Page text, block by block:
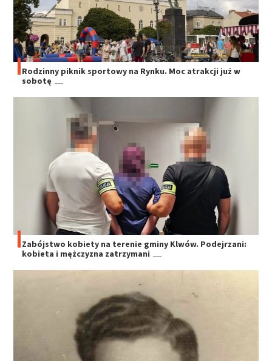
Rodzinny piknik sportowy na Rynku. Moc atrakcji już w
sobotę
Zabójstwo kobiety na terenie gminy Klwów. Podejrzani:
kobieta i mężczyzna zatrzymani